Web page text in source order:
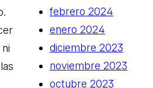
febrero 2024
enero 2024
diciembre 2023
noviembre 2023
octubre 2023